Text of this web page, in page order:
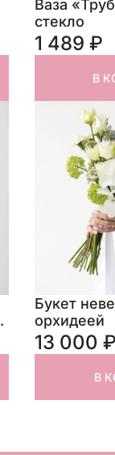
Ваза
стекло
1 489 ₽
В
Букет
орхидеей
13 000
В